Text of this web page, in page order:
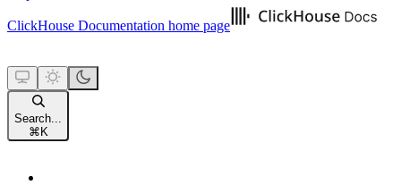
ClickHouse Documentation home page
Search...
⌘ K